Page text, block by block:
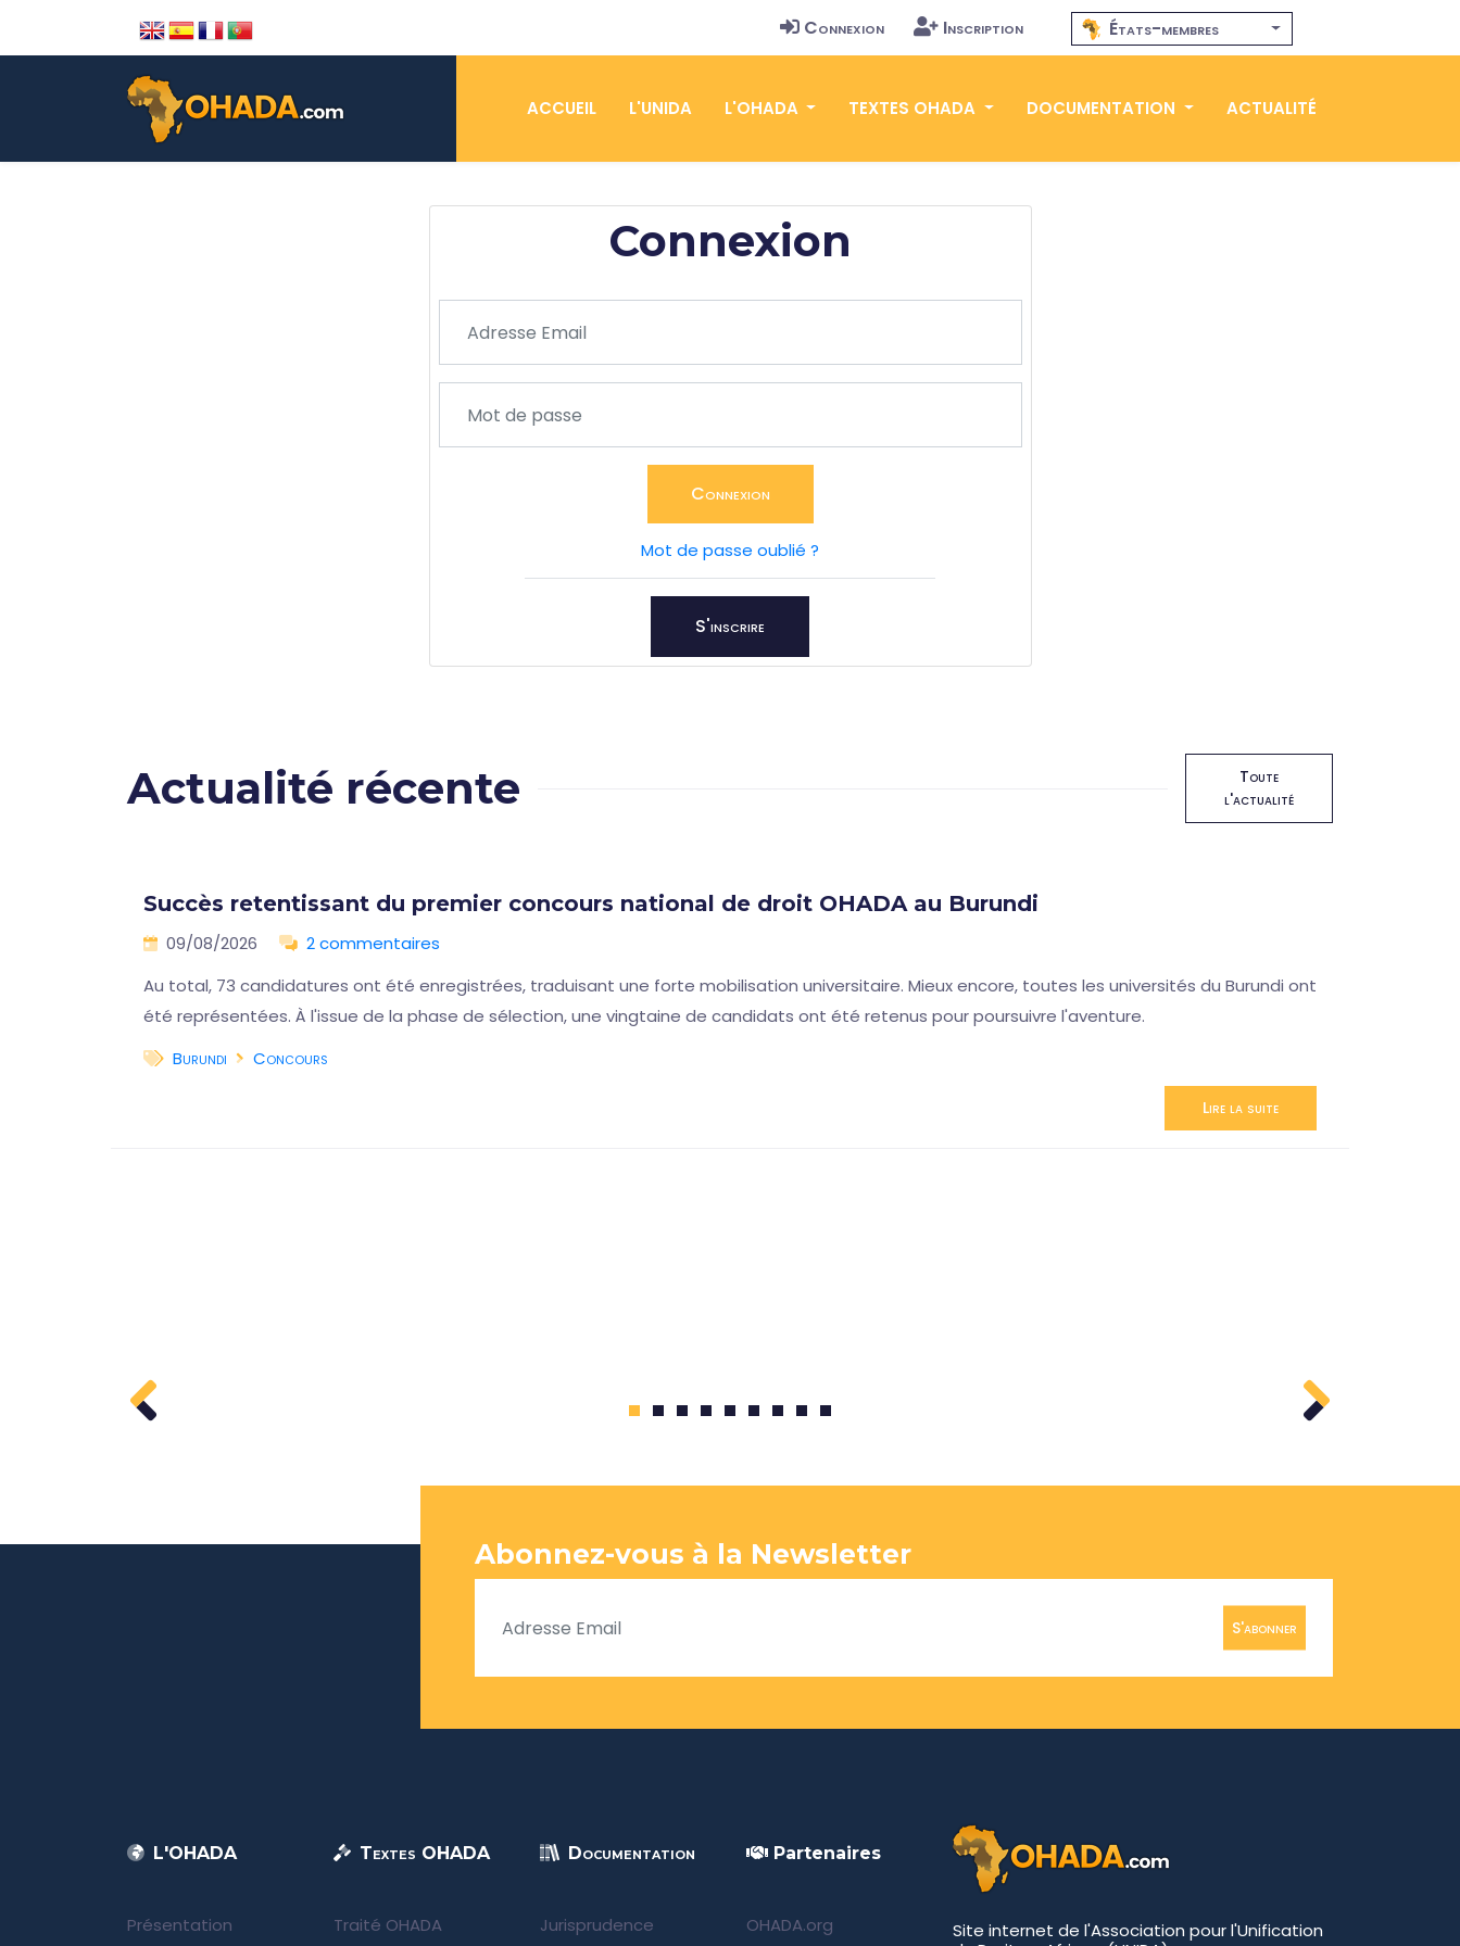
Connexion Inscription États-membres
ACCUEIL L'UNIDA L'OHADA TEXTES OHADA DOCUMENTATION ACTUALITÉ
Connexion
Connexion
Mot de passe oublié ?
S'inscrire
Actualité récente
Toute
l'actualité
Succès retentissant du premier concours national de droit OHADA au Burundi
09/08/2026
2 commentaires
Au total, 73 candidatures ont été enregistrées, traduisant une forte mobilisation universitaire. Mieux encore, toutes les universités du Burundi ont
été représentées. À l'issue de la phase de sélection, une vingtaine de candidats ont été retenus pour poursuivre l'aventure.
Burundi
Concours
Lire la suite
1 2 3 4 5 6 7 8 9
Abonnez-vous à la Newsletter
S'abonner
L'OHADA
Présentation
Textes OHADA
Traité OHADA
Documentation
Jurisprudence
Partenaires
OHADA.org
Site internet de l'Association pour l'Unification